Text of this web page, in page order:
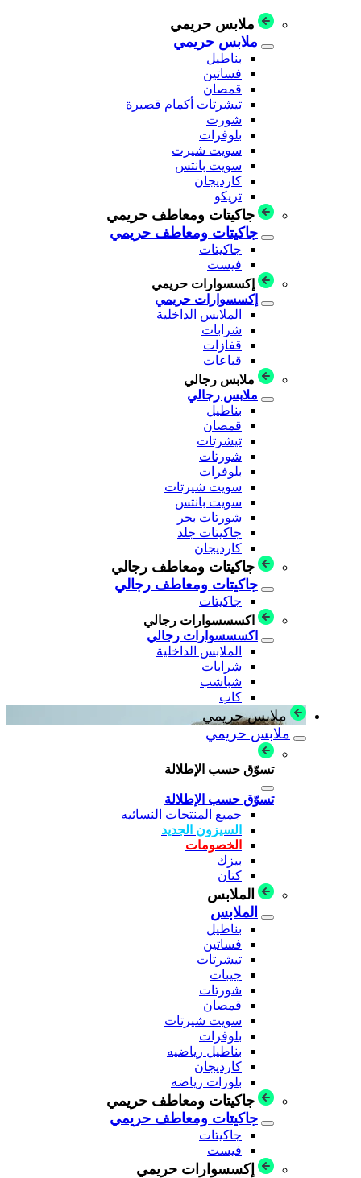
ملابس حريمي
ملابس حريمي
بناطيل
فساتين
قمصان
تيشرتات أكمام قصيرة
شورت
بلوفرات
سويت شيرت
سويت بانتس
كارديجان
تريكو
جاكيتات ومعاطف حريمي
جاكيتات ومعاطف حريمي
جاكيتات
فيست
إكسسوارات حريمي
إكسسوارات حريمي
الملابس الداخلية
شرابات
قفازات
قباعات
ملابس رجالي
ملابس رجالي
بناطيل
قمصان
تيشرتات
شورتات
بلوفرات
سويت شيرتات
سويت بانتس
شورتات بحر
جاكيتات جلد
كارديجان
جاكيتات ومعاطف رجالي
جاكيتات ومعاطف رجالي
جاكيتات
اكسسسوارات رجالي
اكسسسوارات رجالي
الملابس الداخلية
شرابات
شباشب
كاب
ملابس حريمي
ملابس حريمي
تسوّق حسب الإطلالة
تسوّق حسب الإطلالة
جميع المنتجات النسائيه
السيزون الجديد
الخصومات
بيزك
كتان
الملابس
الملابس
بناطيل
فساتين
تيشرتات
جيبات
شورتات
قمصان
سويت شيرتات
بلوفرات
بناطيل رياضيه
كارديجان
بلوزات رياضه
جاكيتات ومعاطف حريمي
جاكيتات ومعاطف حريمي
جاكيتات
فيست
إكسسوارات حريمي